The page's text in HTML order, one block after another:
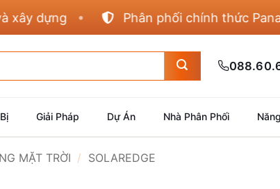
dựng Phân phối chính thức
Giải Pháp Dự Án Nhà Phân Phối
MẶT TRỜI / SOLAREDGE